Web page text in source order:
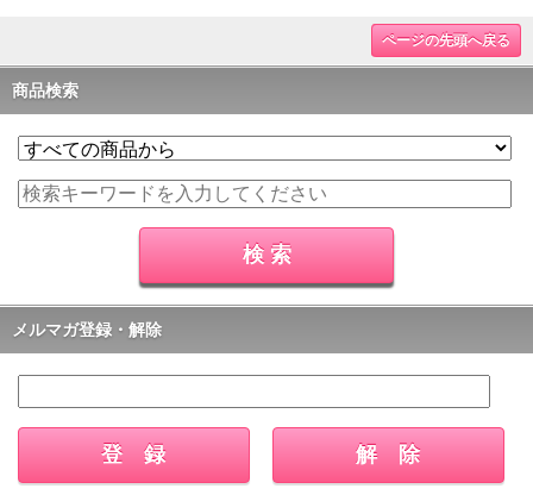
ページの先頭へ戻る
商品検索
メルマガ登録・解除